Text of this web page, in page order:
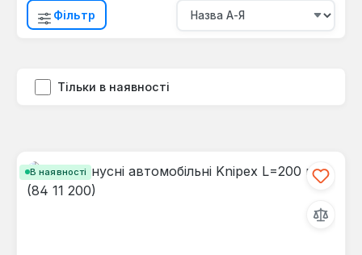
Фільтр
Тільки в наявності
В наявності